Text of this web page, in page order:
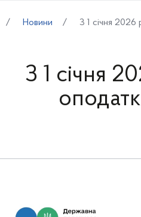
Новини З 1 січня 2026
З 1 січня